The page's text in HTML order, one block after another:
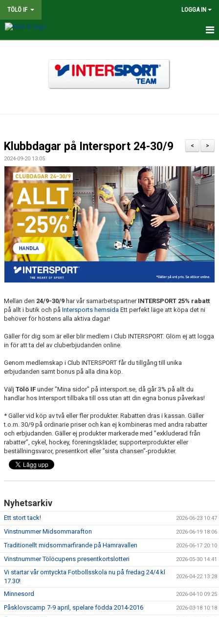
TÖLÖ IF LOGGA IN
MATCHER
KALENDER
LEDARE
FÖRENINGSINFO
TÖLÖFONDEN
KIOSKEN
EVENEMANG
FOTBOLLSSKOLAN P/F 2020 & 2021
ÖVRIGT
DOKUMENT
TÖLÖ IF MERCHANDISE SHOP
>
<
Klubbdagar på Intersport 24-30/9
2024-09-20 13:05
Mellan den 24/9-30/9 har vår samarbetspartner INTERSPORT 25% rabatt
på allt i butik och på Intersports hemsida Ett perfekt läge att köpa det ni
behöver för höstens alla aktiva dagar!
Gäller för dig som är eller blir medlem i Club INTERSPORT. Glöm ej att logga
in för att ta del av cluberbjudanden online.
Genom medlemskap i Club INTERSPORT får du tillgång till unika
erbjudanden samt bonus på alla dina köp.
Välj Tölö IF under "Mina sidor" på intersport.se, då går 3% på allt du
handlar hos Intersport tillbaka till oss utan att din egna bonus påverkas!
* Gäller vid köp av två eller fler produkter. Rabatten dras i kassan. Gäller
t.o.m. 30/9 på ordinarie priser och kan ej kombineras med andra rabatter
och erbjudanden. Gäller ej produkter markerade med ”exkluderad från
rabatter”, cykel, hockey, föreningskläder, supporterprodukter eller
beställningsvaror, presentkort eller ”sista chansen”-produkter.
Nyhetsarkiv
Ett stort tack! 2026-06-23 10:47
Vinstnummer Midsommarafton 2026-06-19 18:06
Traditionellt midsommarfirande på Hamravallen 2026-06-17 20:10
Vinstnummer Tölöcupens presentkortslotteri 2026-05-30 14:41
Vi startar vår omtyckta Fotbollsskola nu på fredag 24/4 kl
17.30!
2026-04-22 13:28
Minnesord 2026-04-10 09:25
Påsklovscamp 7-9 april, spelare födda 2014-2016 2026-03-18 10:18